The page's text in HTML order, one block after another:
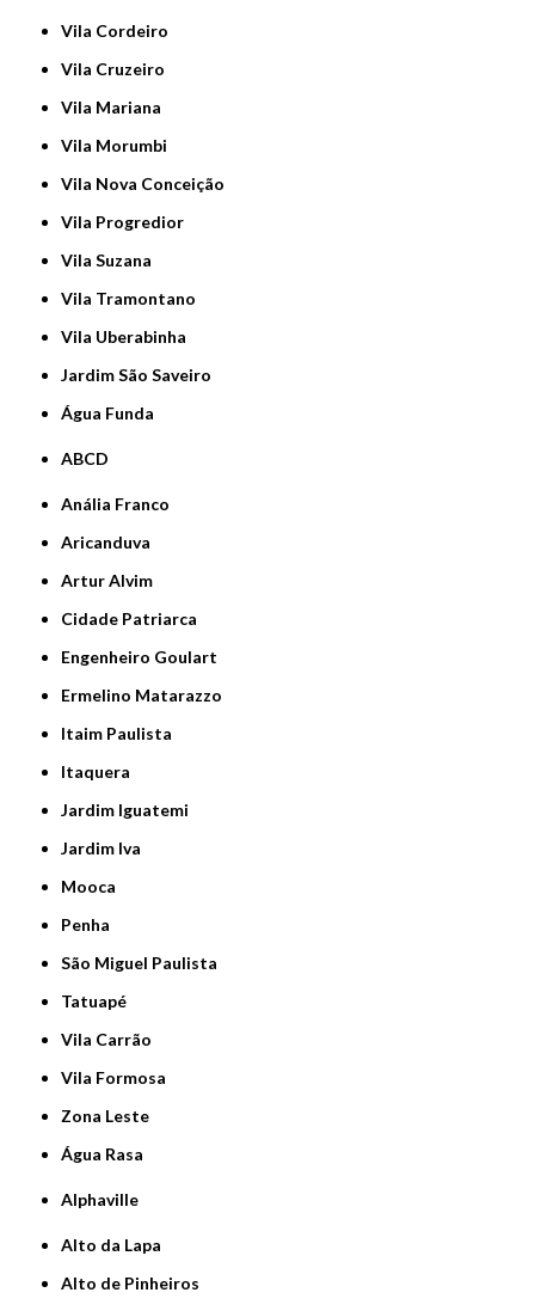
Vila Cordeiro
Vila Cruzeiro
Vila Mariana
Vila Morumbi
Vila Nova Conceição
Vila Progredior
Vila Suzana
Vila Tramontano
Vila Uberabinha
jardim São Saveiro
Água Funda
ABCD
Anália Franco
Aricanduva
Artur Alvim
Cidade Patriarca
Engenheiro Goulart
Ermelino Matarazzo
Itaim Paulista
Itaquera
Jardim Iguatemi
Jardim Iva
Mooca
Penha
São Miguel Paulista
Tatuapé
Vila Carrão
Vila Formosa
Zona Leste
Água Rasa
Alphaville
Alto da Lapa
Alto de Pinheiros